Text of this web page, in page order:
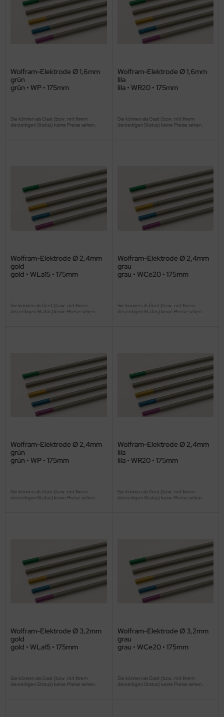
Wolfram-Elektrode Ø 1,6mm
grün
grün • WP • 175mm
Sie können als Gast (bzw. mit Ihrem
derzeitigen Status) keine Preise sehen.
Wolfram-Elektrode Ø 1,6mm
lila
lila • WR20 • 175mm
Sie können als Gast (bzw. mit Ihrem
derzeitigen Status) keine Preise sehen.
Wolfram-Elektrode Ø 2,4mm
gold
gold • WLa15 • 175mm
Sie können als Gast (bzw. mit Ihrem
derzeitigen Status) keine Preise sehen.
Wolfram-Elektrode Ø 2,4mm
grau
grau • WCe20 • 175mm
Sie können als Gast (bzw. mit Ihrem
derzeitigen Status) keine Preise sehen.
Wolfram-Elektrode Ø 2,4mm
grün
grün • WP • 175mm
Sie können als Gast (bzw. mit Ihrem
derzeitigen Status) keine Preise sehen.
Wolfram-Elektrode Ø 2,4mm
lila
lila • WR20 • 175mm
Sie können als Gast (bzw. mit Ihrem
derzeitigen Status) keine Preise sehen.
Wolfram-Elektrode Ø 3,2mm
gold
gold • WLa15 • 175mm
Sie können als Gast (bzw. mit Ihrem
derzeitigen Status) keine Preise sehen.
Wolfram-Elektrode Ø 3,2mm
grau
grau • WCe20 • 175mm
Sie können als Gast (bzw. mit Ihrem
derzeitigen Status) keine Preise sehen.